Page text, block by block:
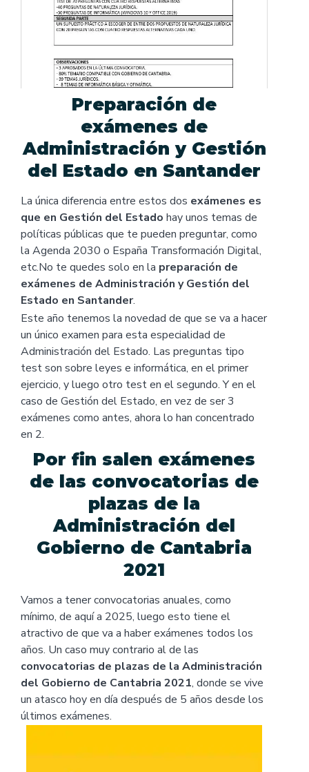
Preparación de
exámenes de
Administración y Gestión
del Estado en Santander
La única diferencia entre estos dos exámenes es
que en Gestión del Estado hay unos temas de
políticas públicas que te pueden preguntar, como
la Agenda 2030 o España Transformación Digital,
etc.No te quedes solo en la preparación de
exámenes de Administración y Gestión del
Estado en Santander.
Este año tenemos la novedad de que se va a hacer
un único examen para esta especialidad de
Administración del Estado. Las preguntas tipo
test son sobre leyes e informática, en el primer
ejercicio, y luego otro test en el segundo. Y en el
caso de Gestión del Estado, en vez de ser 3
exámenes como antes, ahora lo han concentrado
en 2.
Por fin salen exámenes
de las convocatorias de
plazas de la
Administración del
Gobierno de Cantabria
2021
Vamos a tener convocatorias anuales, como
mínimo, de aquí a 2025, luego esto tiene el
atractivo de que va a haber exámenes todos los
años. Un caso muy contrario al de las
convocatorias de plazas de la Administración
del Gobierno de Cantabria 2021, donde se vive
un atasco hoy en día después de 5 años desde los
últimos exámenes.